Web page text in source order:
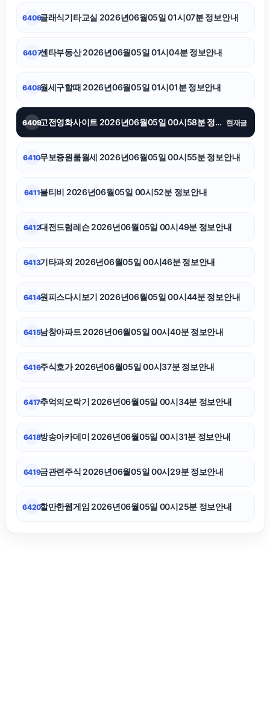
안산피부과
부산흥신소
폰테크
광고대행사
6406클래식기타교실 2026년06월05일 01시07분 정보안내
6407센타부동산 2026년06월05일 01시04분 정보안내
6408월세구할때 2026년06월05일 01시01분 정보안내
6409 고전영화사이트 2026년06월05일 00시58분 정보안내 현재글
6410무보증원룸월세 2026년06월05일 00시55분 정보안내
6411불티비 2026년06월05일 00시52분 정보안내
6412대전드럼레슨 2026년06월05일 00시49분 정보안내
6413기타과외 2026년06월05일 00시46분 정보안내
6414원피스다시보기 2026년06월05일 00시44분 정보안내
6415남창아파트 2026년06월05일 00시40분 정보안내
6416주식호가 2026년06월05일 00시37분 정보안내
6417추억의오락기 2026년06월05일 00시34분 정보안내
6418방송아카데미 2026년06월05일 00시31분 정보안내
6419금관련주식 2026년06월05일 00시29분 정보안내
6420할만한웹게임 2026년06월05일 00시25분 정보안내